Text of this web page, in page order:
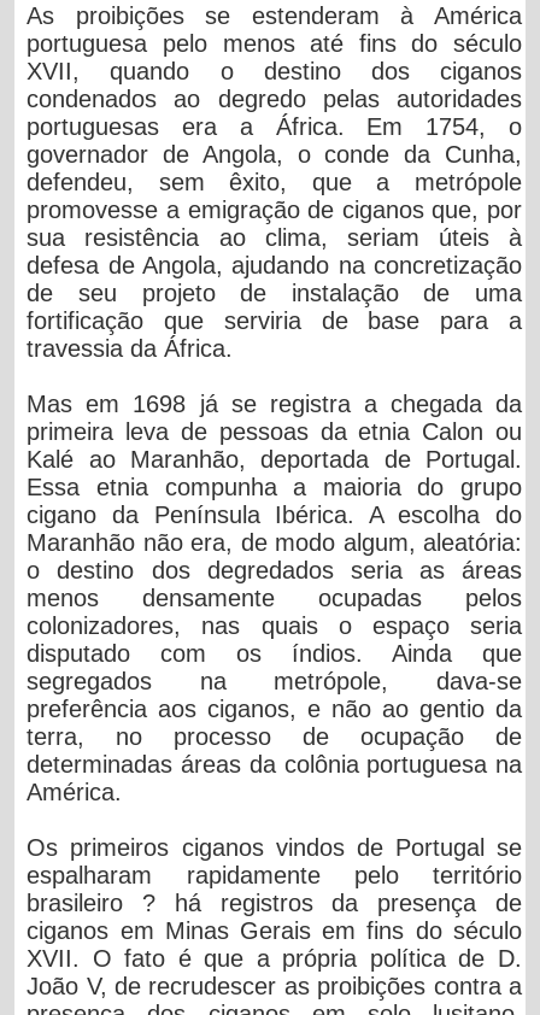
As proibições se estenderam à América
portuguesa pelo menos até fins do século
XVII, quando o destino dos ciganos
condenados ao degredo pelas autoridades
portuguesas era a África. Em 1754, o
governador de Angola, o conde da Cunha,
defendeu, sem êxito, que a metrópole
promovesse a emigração de ciganos que, por
sua resistência ao clima, seriam úteis à
defesa de Angola, ajudando na concretização
de seu projeto de instalação de uma
fortificação que serviria de base para a
travessia da África.
Mas em 1698 já se registra a chegada da
primeira leva de pessoas da etnia Calon ou
Kalé ao Maranhão, deportada de Portugal.
Essa etnia compunha a maioria do grupo
cigano da Península Ibérica. A escolha do
Maranhão não era, de modo algum, aleatória:
o destino dos degredados seria as áreas
menos densamente ocupadas pelos
colonizadores, nas quais o espaço seria
disputado com os índios. Ainda que
segregados na metrópole, dava-se
preferência aos ciganos, e não ao gentio da
terra, no processo de ocupação de
determinadas áreas da colônia portuguesa na
América.
Os primeiros ciganos vindos de Portugal se
espalharam rapidamente pelo território
brasileiro ? há registros da presença de
ciganos em Minas Gerais em fins do século
XVII. O fato é que a própria política de D.
João V, de recrudescer as proibições contra a